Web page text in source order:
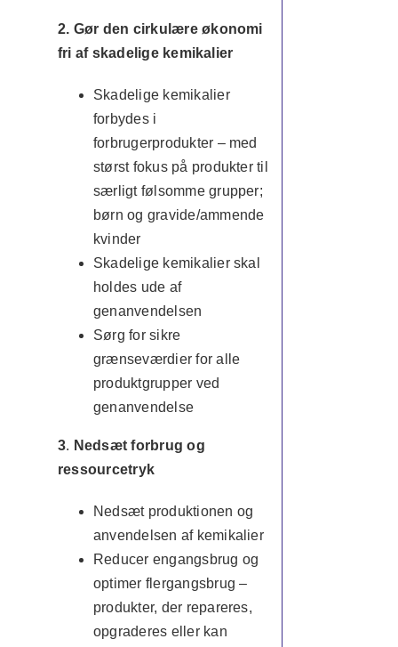
2. Gør den cirkulære økonomi
fri af skadelige kemikalier
Skadelige kemikalier
forbydes i
forbrugerprodukter – med
størst fokus på produkter til
særligt følsomme grupper;
børn og gravide/ammende
kvinder
Skadelige kemikalier skal
holdes ude af
genanvendelsen
Sørg for sikre
grænseværdier for alle
produktgrupper ved
genanvendelse
3. Nedsæt forbrug og
ressourcetryk
Nedsæt produktionen og
anvendelsen af kemikalier
Reducer engangsbrug og
optimer flergangsbrug –
produkter, der repareres,
opgraderes eller kan